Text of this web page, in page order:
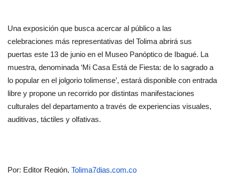
Una exposición que busca acercar al público a las
celebraciones más representativas del Tolima abrirá sus
puertas este 13 de junio en el Museo Panóptico de Ibagué. La
muestra, denominada ‘Mi Casa Está de Fiesta: de lo sagrado a
lo popular en el jolgorio tolimense’, estará disponible con entrada
libre y propone un recorrido por distintas manifestaciones
culturales del departamento a través de experiencias visuales,
auditivas, táctiles y olfativas.
Por: Editor Región, Tolima7dias.com.co